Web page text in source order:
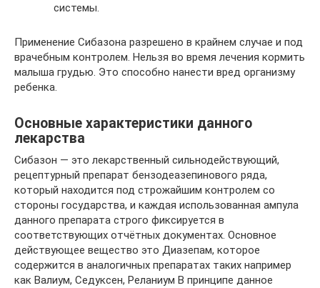
системы.
Применение Сибазона разрешено в крайнем случае и под
врачебным контролем. Нельзя во время лечения кормить
малыша грудью. Это способно нанести вред организму
ребенка.
Основные характеристики данного
лекарства
Сибазон — это лекарственный сильнодействующий,
рецептурный препарат бензодеазепинового ряда,
который находится под строжайшим контролем со
стороны государства, и каждая использованная ампула
данного препарата строго фиксируется в
соответствующих отчётных документах. Основное
действующее вещество это Диазепам, которое
содержится в аналогичных препаратах таких например
как Валиум, Седуксен, Реланиум В принципе данное